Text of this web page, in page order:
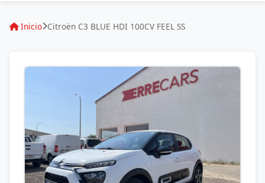
Inicio Citroën C3 BLUE HDI 100CV FEEL SS